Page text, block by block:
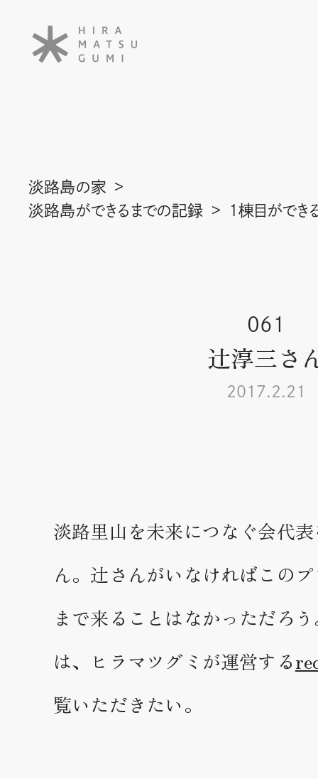
淡路島の家
淡路島ができるまでの記録
1棟目ができ
061
辻淳三さ
2017.2.21
淡路里山を未来につなぐ会代
ん。辻さんがいなければこの
まで来ることはなかっただろ
は、ヒラマツグミが運営する
覧いただきたい。